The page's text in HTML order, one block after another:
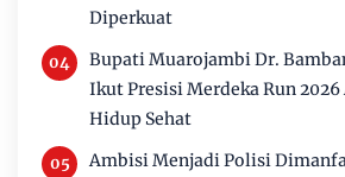
Diperkuat
Bupati Muarojambi Dr.
Ikut Presisi Merdeka Run 2026
Hidup Sehat
Ambisi Menjadi Polisi